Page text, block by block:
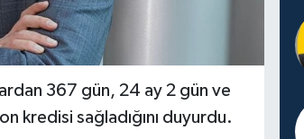
367 gün, 24 ay 2 gün ve
kredisi sağladığını duyurdu.